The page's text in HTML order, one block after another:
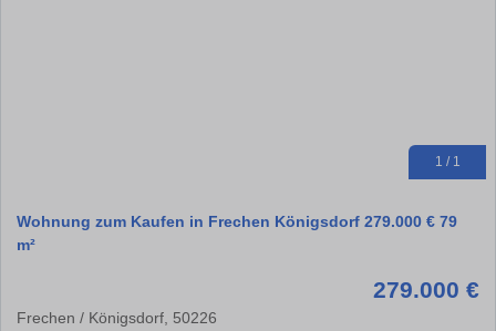
1 / 1
Wohnung zum Kaufen in Frechen Königsdorf 279.000 € 79
m²
279.000 €
Frechen / Königsdorf, 50226